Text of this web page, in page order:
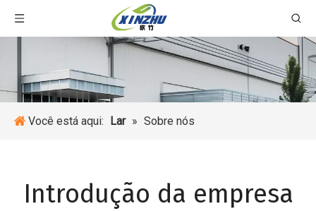
Você está aqui: Lar » Sobre nós
Introdução da empresa